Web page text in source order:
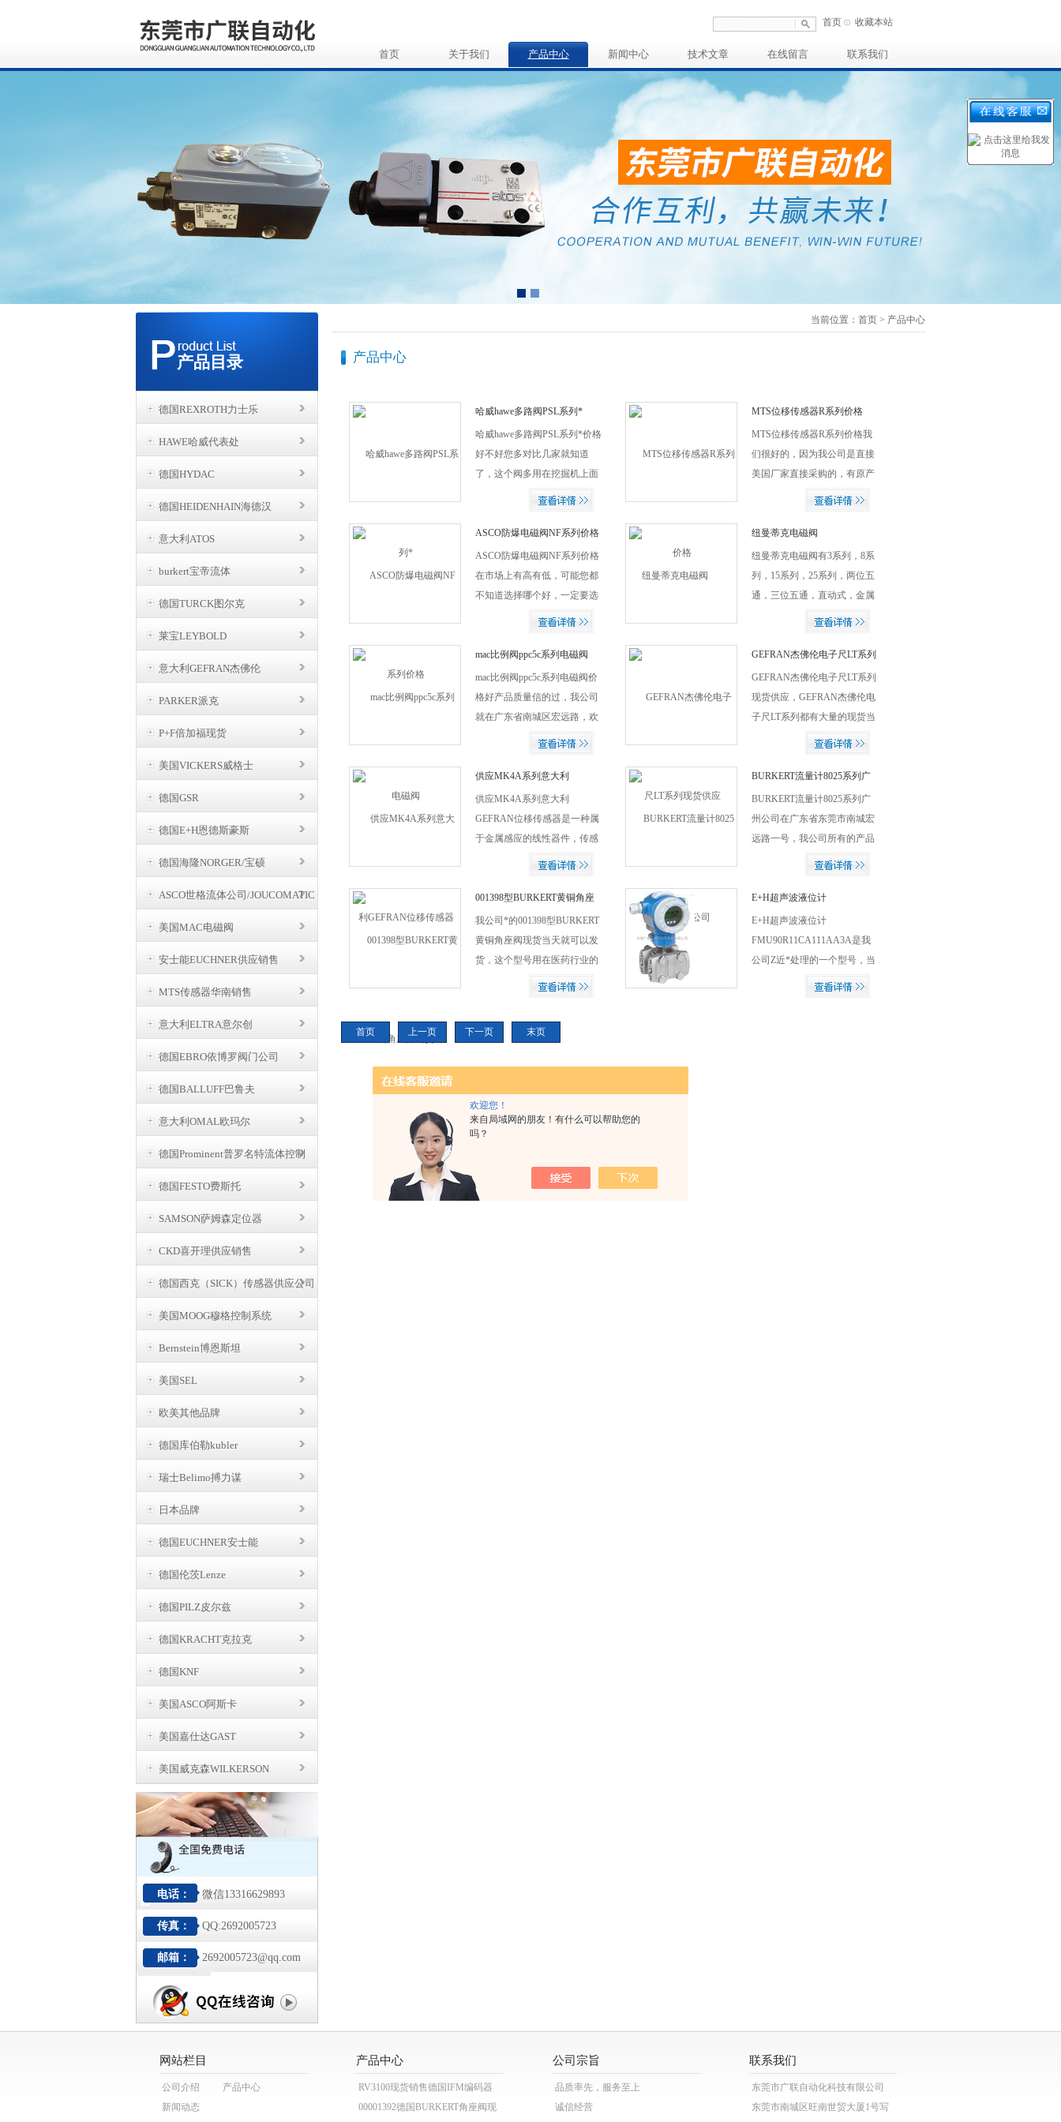
欢迎您！
来自局域网的朋友！有什么可以帮助您的
吗？
首页 收藏本站
首页 关于我们 产品中心 新闻中心 技术文章 在线留言 联系我们
产品目录
德国REXROTH力士乐
HAWE哈威代表处
德国HYDAC
德国HEIDENHAIN海德汉
意大利ATOS
burkert宝帝流体
德国TURCK图尔克
莱宝LEYBOLD
意大利GEFRAN杰佛伦
PARKER派克
P+F倍加福现货
美国VICKERS威格士
德国GSR
德国E+H恩德斯豪斯
德国海隆NORGER/宝硕
BUSCHJOST
ASCO世格流体公司/JOUCOMATIC
美国MAC电磁阀
安士能EUCHNER供应销售
MTS传感器华南销售
意大利ELTRA意尔创
德国EBRO依博罗阀门公司
德国BALLUFF巴鲁夫
意大利OMAL欧玛尔
德国Prominent普罗名特流体控制
德国FESTO费斯托
SAMSON萨姆森定位器
CKD喜开理供应销售
德国西克（SICK）传感器供应公司
美国MOOG穆格控制系统
Bernstein博恩斯坦
美国SEL
欧美其他品牌
德国库伯勒kubler
瑞士Belimo搏力谋
日本品牌
德国EUCHNER安士能
德国伦茨Lenze
德国PILZ皮尔兹
德国KRACHT克拉克
德国KNF
美国ASCO阿斯卡
美国嘉仕达GAST
美国威克森WILKERSON
电话： 微信13316629893
传真： QQ:2692005723
邮箱： 2692005723@qq.com
当前位置：首页 > 产品中心
产品中心
哈威hawe多路阀PSL系列*
哈威hawe多路阀PSL系列*价格
好不好您多对比几家就知道
了，这个阀多用在挖掘机上面
的比较多，我公司还备有大量
MTS位移传感器R系列价格
MTS位移传感器R系列价格我
们很好的，因为我公司是直接
美国厂家直接采购的，有原产
地证明还有报关单可以提供，
ASCO防爆电磁阀NF系列价格
ASCO防爆电磁阀NF系列价格
在市场上有高有低，可能您都
不知道选择哪个好，一定要选
择有合格证的和大公司，欢迎
纽曼蒂克电磁阀
纽曼蒂克电磁阀有3系列，8系
列，15系列，25系列，两位五
通，三位五通，直动式，金属
密封，流量大，零压启动，*
mac比例阀ppc5c系列电磁阀
mac比例阀ppc5c系列电磁阀价
格好产品质量信的过，我公司
就在广东省南城区宏远路，欢
迎新老客户前来比价采购！
GEFRAN杰佛伦电子尺LT系列
现货供应
GEFRAN杰佛伦电子尺LT系列
现货供应，GEFRAN杰佛伦电
子尺LT系列都有大量的现货当
天就可以发货的，我们直接从
原装的同时价格也有的竞争优
势。就算价格不是市场上*但
是一定...
供应MK4A系列意大利
GEFRAN位移传感器
供应MK4A系列意大利
GEFRAN位移传感器是一种属
于金属感应的线性器件，传感
器的作用是把各种被测物理量
位移的测量一般分为测量实物
尺寸和机械位移两种。按被测
变量变换的形式不同...
BURKERT流量计8025系列广
州公司
BURKERT流量计8025系列广
州公司在广东省东莞市南城宏
远路一号，我公司所有的产品
可以做到假一赔十，欢迎各位
001398型BURKERT黄铜角座
阀现货
我公司*的001398型BURKERT
黄铜角座阀现货当天就可以发
货，这个型号用在医药行业的
比较多，欢迎您前来比价采
E+H超声波液位计
FMU90R11CA111AA3A
E+H超声波液位计
FMU90R11CA111AA3A是我
公司Z近*处理的一个型号，当
天就可以发货的欢迎新老客户
首页 上一页 下一页 末页
网站栏目
公司介绍
产品中心
新闻动态
产品中心
RV3100现货销售德国IFM编码器
00001392德国BURKERT角座阀现
公司宗旨
品质率先，服务至上
诚信经营
联系我们
东莞市广联自动化科技有限公司
东莞市南城区旺南世贸大厦1号写